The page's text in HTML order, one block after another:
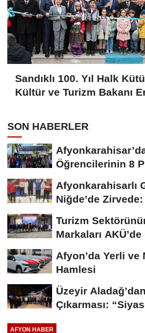
Sandıklı 100. Yıl Halk
Kültür ve Turizm Bakanı
SON HABERLER
Öğrencilerinin 8
Afyonkarahisarlı
Niğde’de Zirvede:
Turizm
Markaları
Afyon’da Yerli ve
Hamlesi
Üzeyir
Çıkarması:
AFYON HABER